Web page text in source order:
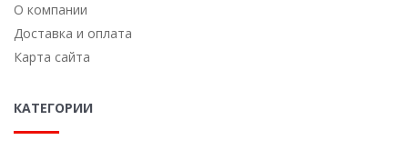
О компании
Доставка и оплата
Карта сайта
КАТЕГОРИИ